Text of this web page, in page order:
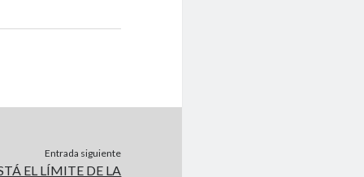
Entrada siguiente
EL LÍMITE DE LA